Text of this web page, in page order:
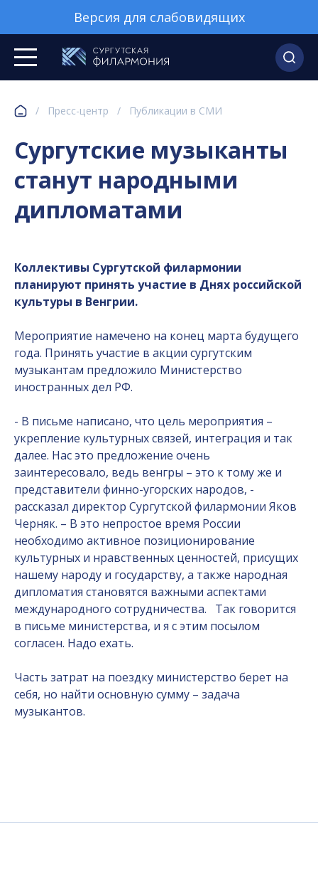
Версия для слабовидящих
/ Пресс-центр / Публикации в СМИ
Сургутские музыканты
станут народными
дипломатами
Коллективы Сургутской филармонии
планируют принять участие в Днях российской
культуры в Венгрии.
Мероприятие намечено на конец марта будущего
года. Принять участие в акции сургутским
музыкантам предложило Министерство
иностранных дел РФ.
- В письме написано, что цель мероприятия –
укрепление культурных связей, интеграция и так
далее. Нас это предложение очень
заинтересовало, ведь венгры – это к тому же и
представители финно-угорских народов, -
рассказал директор Сургутской филармонии Яков
Черняк. – В это непростое время России
необходимо активное позиционирование
культурных и нравственных ценностей, присущих
нашему народу и государству, а также народная
дипломатия становятся важными аспектами
международного сотрудничества. Так говорится
в письме министерства, и я с этим посылом
согласен. Надо ехать.
Часть затрат на поездку министерство берет на
себя, но найти основную сумму – задача
музыкантов.